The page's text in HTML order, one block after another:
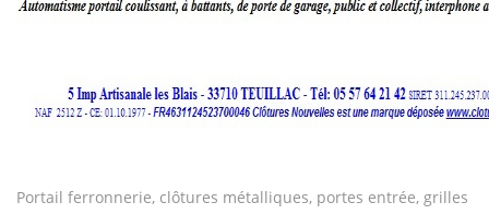
Portail ferronnerie, clôtures métalliques, portes entrée, grilles